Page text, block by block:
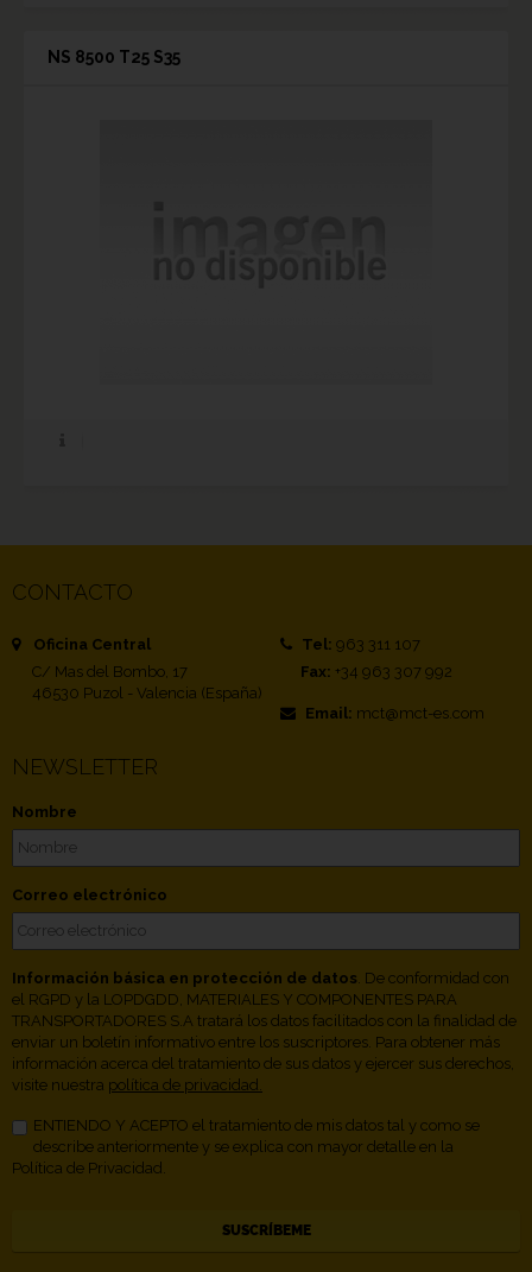
NS 8500 T25 S35
CONTACTO
Oficina Central
C/ Mas del Bombo, 17
46530 Puzol - Valencia (España)
Tel: 963 311 107
Fax: +34 963 307 992
Email: mct@mct-es.com
NEWSLETTER
Nombre
Correo electrónico
Información básica en protección de datos . De conformidad con
el RGPD y la LOPDGDD, MATERIALES Y COMPONENTES PARA
TRANSPORTADORES S.A tratará los datos facilitados con la finalidad de
enviar un boletín informativo entre los suscriptores. Para obtener más
información acerca del tratamiento de sus datos y ejercer sus derechos,
visite nuestra política de privacidad.
ENTIENDO Y ACEPTO el tratamiento de mis datos tal y como se
describe anteriormente y se explica con mayor detalle en la
Política de Privacidad.